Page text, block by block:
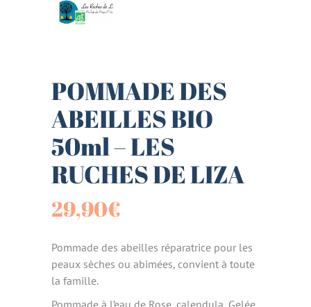
POMMADE DES
ABEILLES BIO
50ml – LES
RUCHES DE LIZA
29,90€
Pommade des abeilles réparatrice pour les
peaux sèches ou abimées, convient à toute
la famille.
Pommade à l’eau de Rose, calendula, Gelée